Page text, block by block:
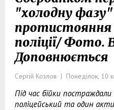
"холодну фазу"
протистояння
поліції/ Фото.
Доповнюється
Сергій Козлов | Понеділок, 10
Під час бійки
поліцейський та один